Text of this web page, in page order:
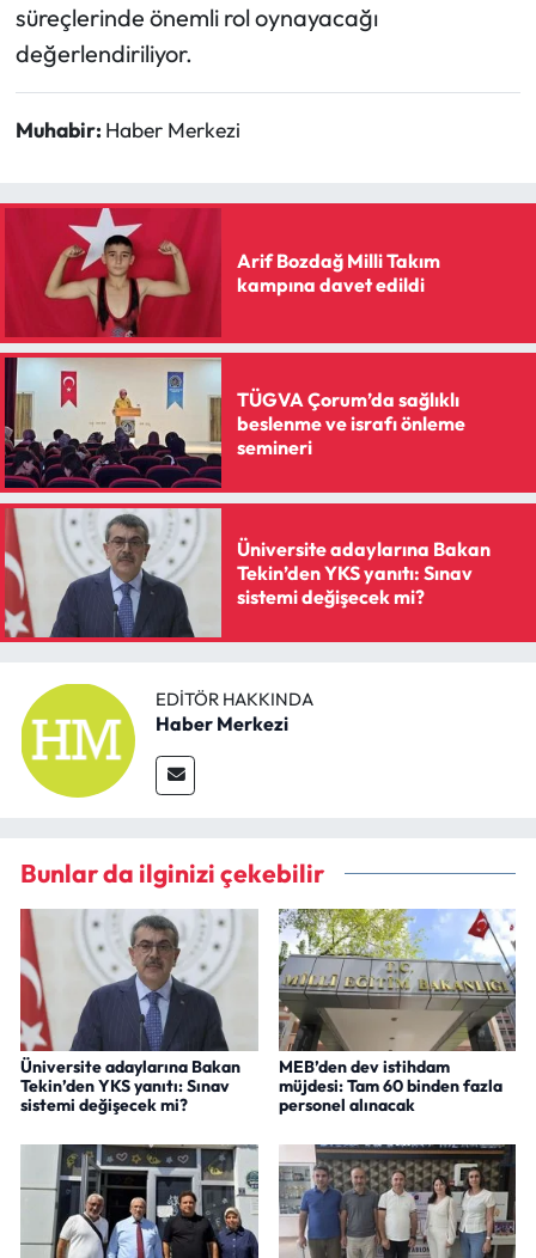
süreçlerinde önemli rol oynayacağı
değerlendiriliyor.
Muhabir: Haber Merkezi
Arif Bozdağ Milli Takım
kampına davet edildi
TÜGVA Çorum’da sağlıklı
beslenme ve israfı önleme
semineri
Üniversite adaylarına Bakan
Tekin’den YKS yanıtı: Sınav
sistemi değişecek mi?
EDITÖR HAKKINDA
Haber Merkezi
Bunlar da ilginizi çekebilir
Üniversite adaylarına Bakan
Tekin’den YKS yanıtı: Sınav
sistemi değişecek mi?
MEB’den dev istihdam
müjdesi: Tam 60 binden fazla
personel alınacak